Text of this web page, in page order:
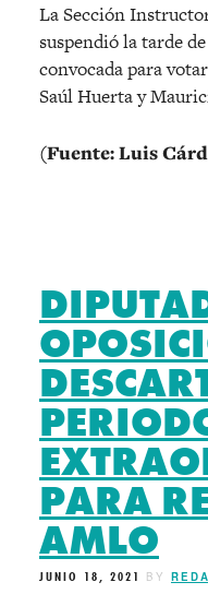
La Sección
suspendió la tarde
convocada para
Saúl Huerta y
(Fuente: Luis
PARA
AMLO
JUNIO 18, 2021 BY